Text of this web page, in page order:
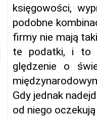
księgowości,
podobne
firmy nie mają
te podatki, i to
ględzenie o
Gdy jednak
od niego